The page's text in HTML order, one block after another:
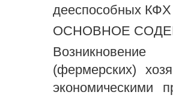
дееспособных КФХ
ОСНОВНОЕ
Возникновение
(фермерских)
экономическими